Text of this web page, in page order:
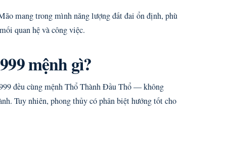
mang trong mình năng lượng đất đai ổn định, phù
quan hệ và công việc.
mệnh gì?
đều cùng mệnh Thổ Thành Đầu Thổ — không
Tuy nhiên, phong thủy có phân biệt hướng tốt cho